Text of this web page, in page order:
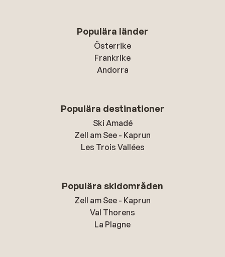
Populära länder
Österrike
Frankrike
Andorra
Populära destinationer
Ski Amadé
Zell am See - Kaprun
Les Trois Vallées
Populära skidområden
Zell am See - Kaprun
Val Thorens
La Plagne